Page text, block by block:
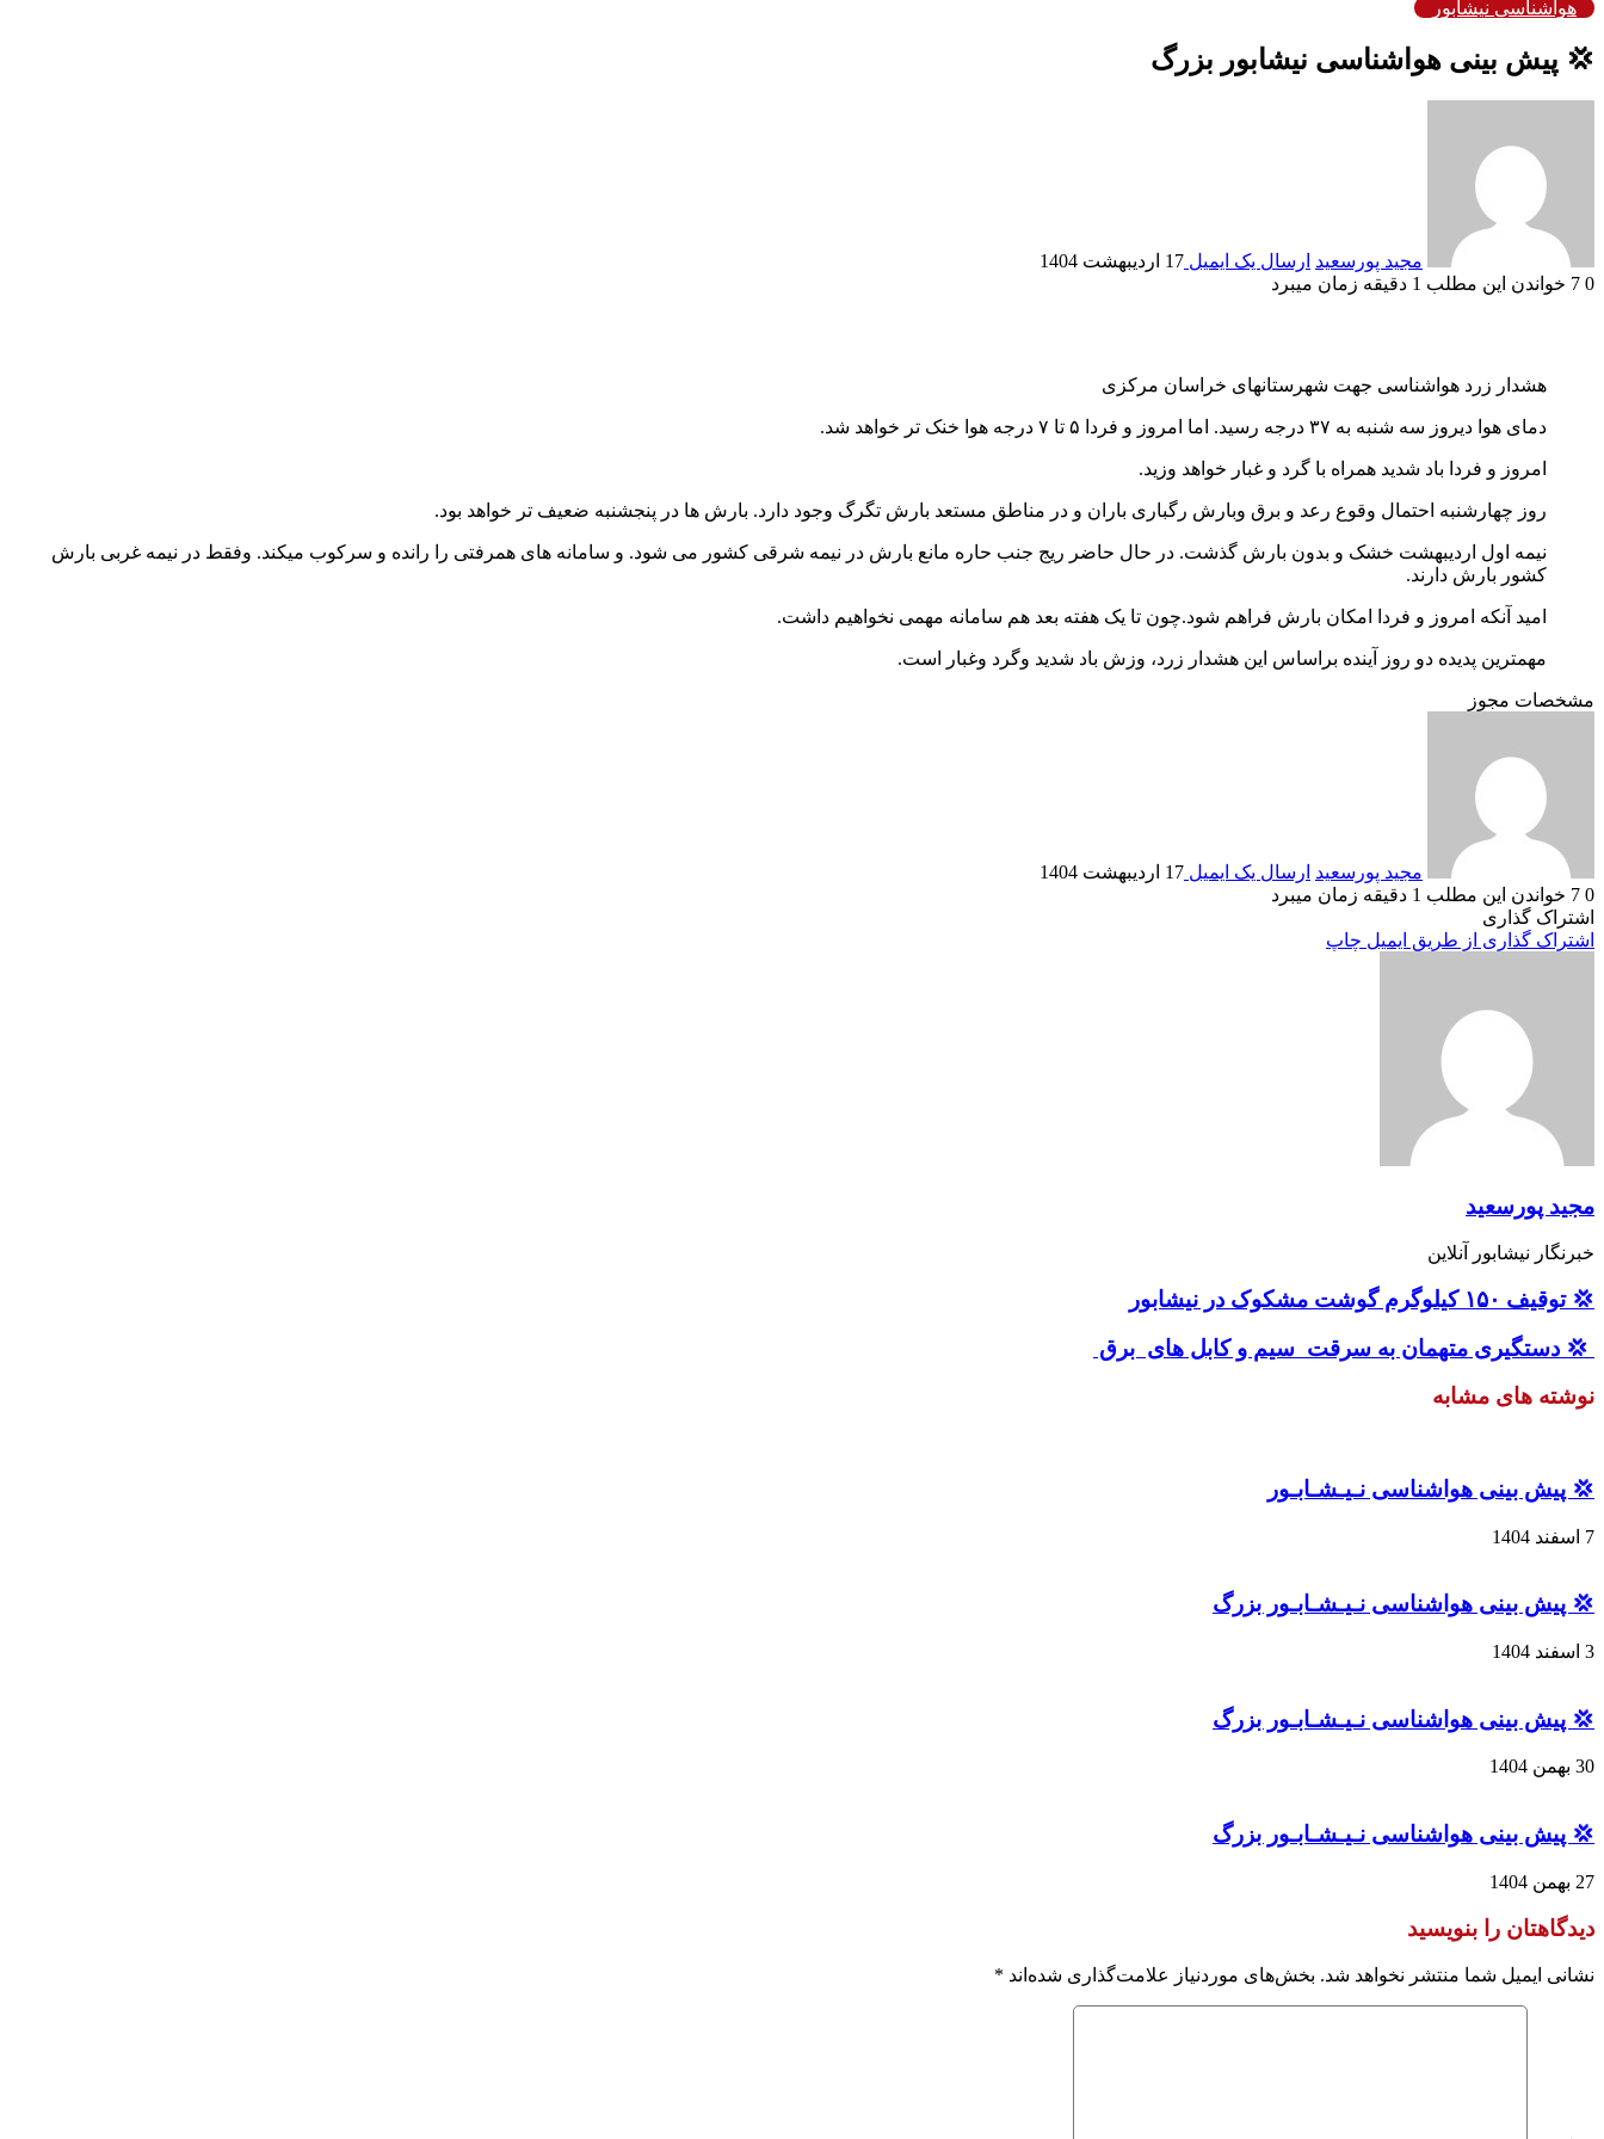
هواشناسی نیشابور
💢 پیش بینی هواشناسی نیشابور بزرگ
مجید پورسعید ارسال یک ایمیل 17 اردیبهشت 1404
0
خواندن این مطلب 1 دقیقه زمان میبرد
هشدار زرد هواشناسی جهت شهرستانهای خراسان مرکزی
دمای هوا دیروز سه شنبه به ۳۷ درجه رسید. اما امروز و فردا ۵ تا ۷ درجه هوا خنک تر خواهد شد.
امروز و فردا باد شدید همراه با گرد و غبار خواهد وزید.
روز چهارشنبه احتمال وقوع رعد و برق وبارش رگباری باران و در مناطق مستعد بارش تگرگ وجود دارد. بارش ها در پنجشنبه ضعیف تر خواهد بود.
نیمه اول اردیبهشت خشک و بدون بارش گذشت. در حال حاضر ریج جنب حاره مانع بارش در نیمه شرقی کشور می شود. و سامانه های همرفتی را رانده و سرکوب میکند. وفقط در نیمه غربی بارش
کشور بارش دارند.
امید آنکه امروز و فردا امکان بارش فراهم شود.چون تا یک هفته بعد هم سامانه مهمی نخواهیم داشت.
مهمترین پدیده دو روز آینده براساس این هشدار زرد، وزش باد شدید وگرد وغبار است.
مشخصات مجوز
مجید پورسعید ارسال یک ایمیل 17 اردیبهشت 1404
0
خواندن این مطلب 1 دقیقه زمان میبرد
اشتراک گذاری
اشتراک گذاری از طریق ایمیل چاپ
مجید پورسعید
خبرنگار نیشابور آنلاین
💢 توقیف ۱۵۰ کیلوگرم گوشت مشکوک در نیشابور
‌ 💢 دستگیری متهمان به سرقت سیم و کابل های برق
نوشته های مشابه
💢 پیش بینی هواشناسی نـیـشـابـور
7 اسفند 1404
💢 پیش بینی هواشناسی نـیـشـابـور بزرگ
3 اسفند 1404
💢 پیش بینی هواشناسی نـیـشـابـور بزرگ
30 بهمن 1404
💢 پیش بینی هواشناسی نـیـشـابـور بزرگ
27 بهمن 1404
دیدگاهتان را بنویسید
نشانی ایمیل شما منتشر نخواهد شد. بخش‌های موردنیاز علامت‌گذاری شده‌اند *